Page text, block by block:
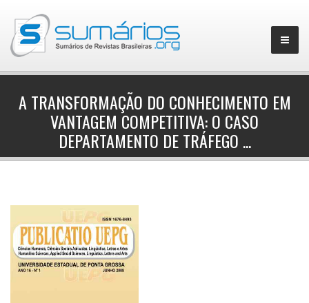
A TRANSFORMAÇÃO DO CONHECIMENTO EM
VANTAGEM COMPETITIVA: O CASO
DEPARTAMENTO DE TRÁFEGO ...